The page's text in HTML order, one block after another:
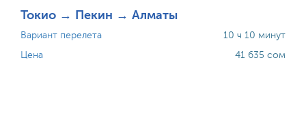
Токио → Пекин → Алматы
Вариант перелета
Цена
10 ч 10 минут
41 635 сом